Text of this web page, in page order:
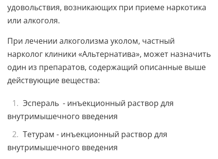
удовольствия, возникающих при приеме наркотика
или алкоголя.
При лечении алкоголизма уколом, частный
нарколог клиники «Альтернатива», может назначить
один из препаратов, содержащий описанные выше
действующие вещества:
Эспераль - инъекционный раствор для
внутримышечного введения
Тетурам - инъекционный раствор для
внутримышечного введения